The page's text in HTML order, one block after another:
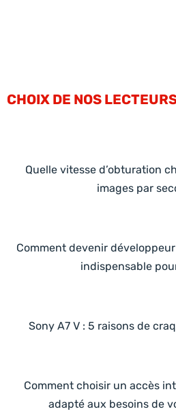
CHOIX DE NOS
Quelle vitesse d’obturation
images par
Comment devenir
indispensable
Sony A7 V : 5 raisons de
Comment choisir un accès
adapté aux besoins de